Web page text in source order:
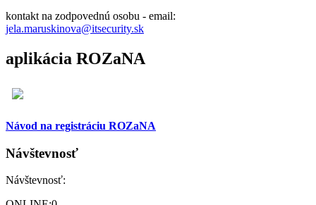
kontakt na zodpovednú osobu - email:
jela.maruskinova@itsecurity.sk
aplikácia ROZaNA
Návod na registráciu ROZaNA
Návštevnosť
Návštevnosť: